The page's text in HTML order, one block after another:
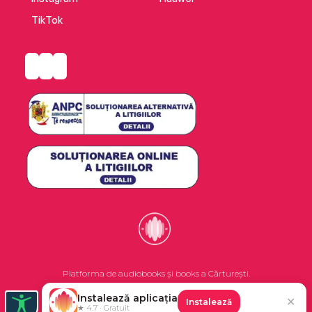
TikTok
Platforma de audiobooks și books a Cărturești.
©2026 Nemo EPG SRL. Toate drepturile rezervate.
Instalează aplicația
★ 4.7 · Gratuit
Instalează ✕